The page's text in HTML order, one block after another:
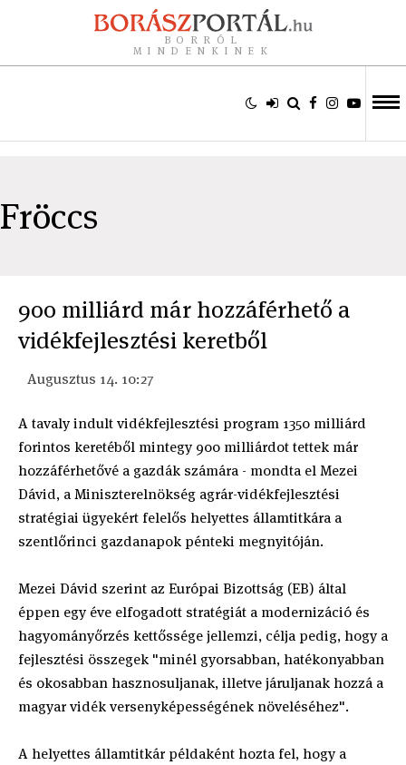
BORRÓL
MINDENKINEK
Fröccs
900 milliárd már hozzáférhető a
vidékfejlesztési keretből
Augusztus 14. 10:27
A tavaly indult vidékfejlesztési program 1350 milliárd
forintos keretéből mintegy 900 milliárdot tettek már
hozzáférhetővé a gazdák számára - mondta el Mezei
Dávid, a Miniszterelnökség agrár-vidékfejlesztési
stratégiai ügyekért felelős helyettes államtitkára a
szentlőrinci gazdanapok pénteki megnyitóján.
Mezei Dávid szerint az Európai Bizottság (EB) által
éppen egy éve elfogadott stratégiát a modernizáció és
hagyományőrzés kettőssége jellemzi, célja pedig, hogy a
fejlesztési összegek "minél gyorsabban, hatékonyabban
és okosabban hasznosuljanak, illetve járuljanak hozzá a
magyar vidék versenyképességének növeléséhez".
A helyettes államtitkár példaként hozta fel, hogy a